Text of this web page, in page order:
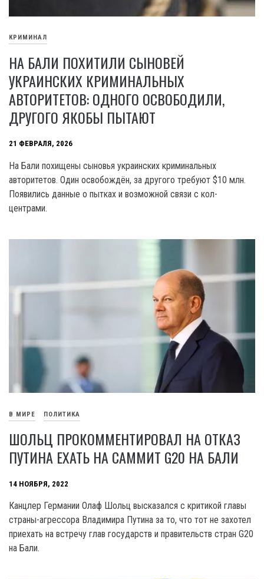
КРИМИНАЛ
НА БАЛИ ПОХИТИЛИ СЫНОВЕЙ
УКРАИНСКИХ КРИМИНАЛЬНЫХ
АВТОРИТЕТОВ: ОДНОГО ОСВОБОДИЛИ,
ДРУГОГО ЯКОБЫ ПЫТАЮТ
21 ФЕВРАЛЯ, 2026
На Бали похищены сыновья украинских криминальных
авторитетов. Один освобождён, за другого требуют $10 млн.
Появились данные о пытках и возможной связи с кол-
центрами.
В МИРЕ ПОЛИТИКА
ШОЛЬЦ ПРОКОММЕНТИРОВАЛ НА ОТКАЗ
ПУТИНА ЕХАТЬ НА САММИТ G20 НА БАЛИ
14 НОЯБРЯ, 2022
Канцлер Германии Олаф Шольц высказался с критикой главы
страны-агрессора Владимира Путина за то, что тот не захотел
приехать на встречу глав государств и правительств стран G20
на Бали.